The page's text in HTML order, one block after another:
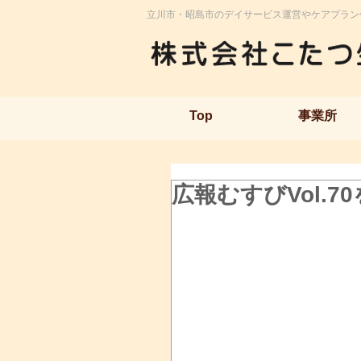
立川市・昭島市のデイサービス運営やケアプラ
Top 事業所
広報むすびVol.70